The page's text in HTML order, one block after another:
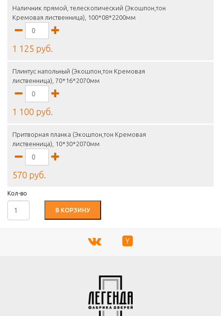
Наличник прямой, телескопический (Экошпон,тон
Кремовая лиственница), 100*08*2200мм
1 125 руб.
Плинтус напольный (Экошпон,тон Кремовая
лиственница), 70*16*2070мм
1 100 руб.
Притворная планка (Экошпон,тон Кремовая
лиственница), 10*30*2070мм
570 руб.
Кол-во
В КОРЗИНУ